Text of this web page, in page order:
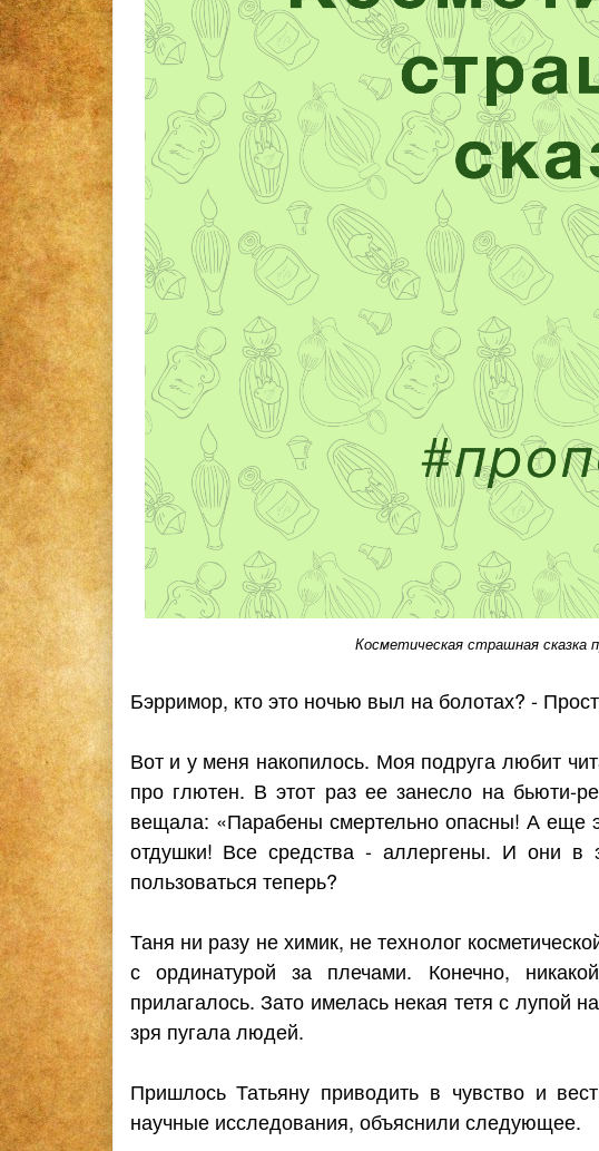
Косметическая страшная сказка
Бэрримор, кто это ночью выл на болотах? -
Вот и у меня накопилось. Моя подруга любит
про глютен. В этот раз ее занесло на бьюти-
вещала: «Парабены смертельно опасны! А еще
отдушки! Все средства - аллергены. И они в
пользоваться теперь?
Таня ни разу не химик, не технолог
с ординатурой за плечами. Конечно,
прилагалось. Зато имелась некая тетя с лупой
зря пугала людей.
Пришлось Татьяну приводить в чувство и
научные исследования, объяснили следующее.